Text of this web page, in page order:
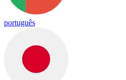
português